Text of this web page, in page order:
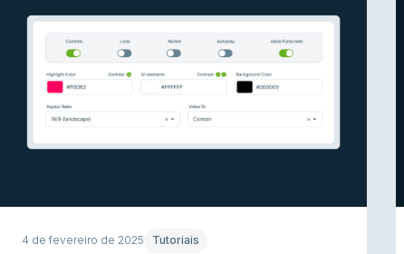
4 de fevereiro de 2025 Tutoriais